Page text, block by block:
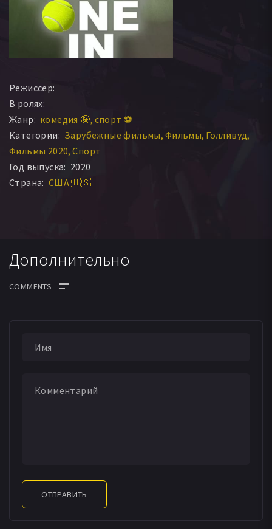
Режиссер:
В ролях:
Жанр: комедия 🤪 спорт ⚽
Категории: Зарубежные фильмы Фильмы Голливуд
Фильмы 2020 Спорт
Год выпуска: 2020
Страна: США 🇺🇸
Дополнительно
ОТПРАВИТЬ